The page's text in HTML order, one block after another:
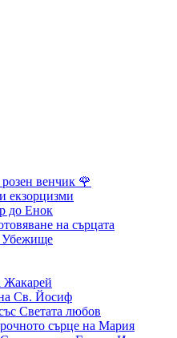
венчик 🌹
екзорцизми
до Енок
на сърцата
Убежище
Жакарей
Св. Йосиф
Светата любов
сърце на Мария